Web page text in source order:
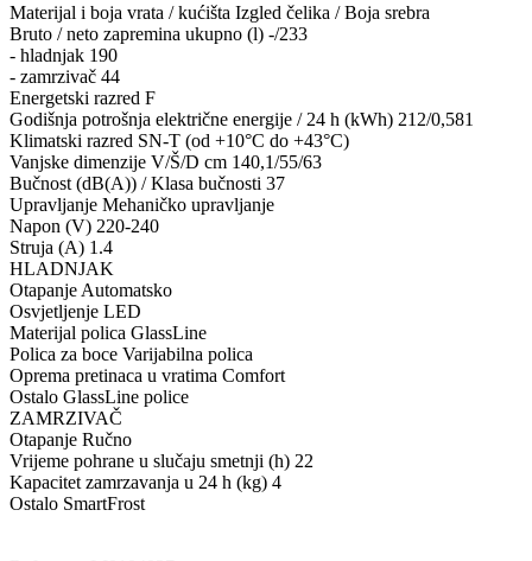
Materijal i boja vrata / kućišta Izgled čelika / Boja srebra
Bruto / neto zapremina ukupno (l) -/233
- hladnjak 190
- zamrzivač 44
Energetski razred F
Godišnja potrošnja električne energije / 24 h (kWh) 212/0,581
Klimatski razred SN-T (od +10°C do +43°C)
Vanjske dimenzije V/Š/D cm 140,1/55/63
Bučnost (dB(A)) / Klasa bučnosti 37
Upravljanje Mehaničko upravljanje
Napon (V) 220-240
Struja (A) 1.4
HLADNJAK
Otapanje Automatsko
Osvjetljenje LED
Materijal polica GlassLine
Polica za boce Varijabilna polica
Oprema pretinaca u vratima Comfort
Ostalo GlassLine police
ZAMRZIVAČ
Otapanje Ručno
Vrijeme pohrane u slučaju smetnji (h) 22
Kapacitet zamrzavanja u 24 h (kg) 4
Ostalo SmartFrost